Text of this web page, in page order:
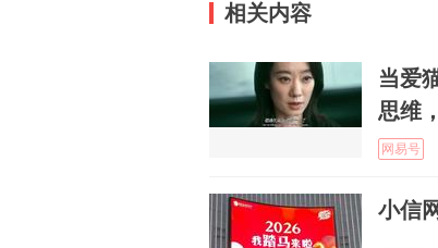
相关内容
当爱
思维
网易号
小信